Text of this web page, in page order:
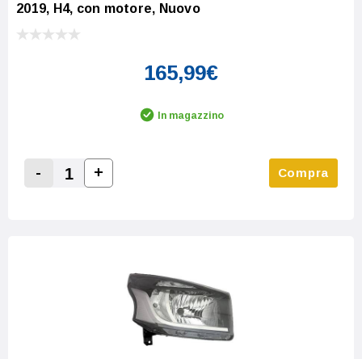
2019, H4, con motore, Nuovo
165,99€
In magazzino
Decrease Quantity:
-
Increase Quantity:
+ Compra